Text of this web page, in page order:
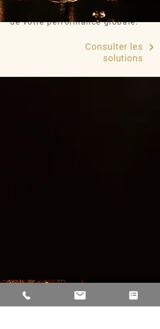
fonctionnels, High Tech au service
de votre performance globale.
Consulter les
solutions